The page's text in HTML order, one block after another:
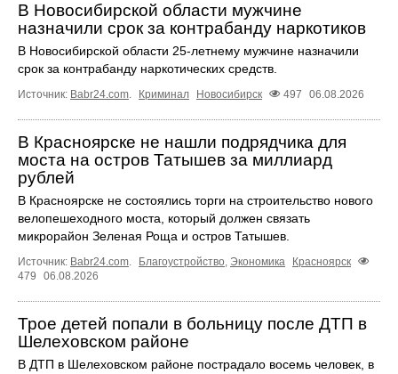
В Новосибирской области мужчине
назначили срок за контрабанду наркотиков
В Новосибирской области 25-летнему мужчине назначили
срок за контрабанду наркотических средств.
Источник: Babr24.com. Криминал Новосибирск 497 06.08.2026
В Красноярске не нашли подрядчика для
моста на остров Татышев за миллиард
рублей
В Красноярске не состоялись торги на строительство нового
велопешеходного моста, который должен связать
микрорайон Зеленая Роща и остров Татышев.
Источник: Babr24.com. Благоустройство, Экономика
Красноярск
479
06.08.2026
Трое детей попали в больницу после ДТП в
Шелеховском районе
В ДТП в Шелеховском районе пострадало восемь человек, в